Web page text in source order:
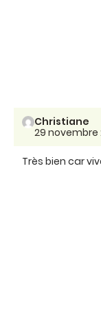
Christiane
29 novembre
Très bien car